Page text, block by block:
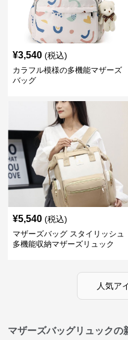
¥3,540 (税込)
カラフル模様の多機能マザーズ
バッグ
¥5,540 (税込)
マザーズバッグ スタイリッシュ
多機能収納マザーズリュック
人気ア
マザーズバッグリュックの